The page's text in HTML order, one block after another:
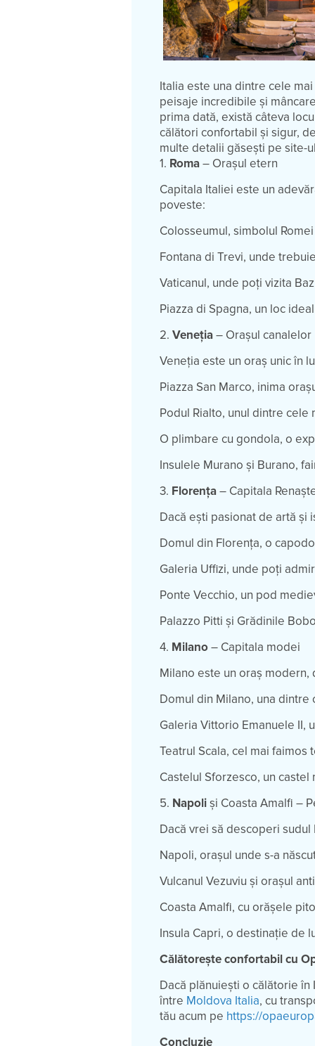
Italia este una dintre cele
peisaje incredibile și
prima dată, există câteva
călători confortabil și sigur,
multe detalii găsești pe site-
1. Roma– Orașul etern
Capitala Italiei este un
poveste:
Colosseumul, simbolul
Fontana di Trevi, unde
Vaticanul, unde poți vizita
Piazza di Spagna, un loc
2.Veneția– Orașul canalelor
Veneția este un oraș unic în
Piazza San Marco, inima
Podul Rialto, unul dintre
O plimbare cu gondola, o
Insulele Murano și Burano,
3. Florența– Capitala
Dacă ești pasionat de artă
Domul din Florența, o
Galeria Uffizi, unde poți
Ponte Vecchio, un pod
Palazzo Pitti și Grădinile
4. Milano– Capitala modei
Milano este un oraș modern,
Domul din Milano, una
Galeria Vittorio Emanuele II,
Teatrul Scala, cel mai
Castelul Sforzesco, un
5. Napoliși Coasta Amalfi –
Dacă vrei să descoperi
Napoli, orașul unde s-a
Vulcanul Vezuviu și orașul
Coasta Amalfi, cu orășele
Insula Capri, o destinație de
Călătorește confortabil cu
Dacă plănuiești o călătorie
între Moldova Italia, cu
tău acum pe https://
Concluzie